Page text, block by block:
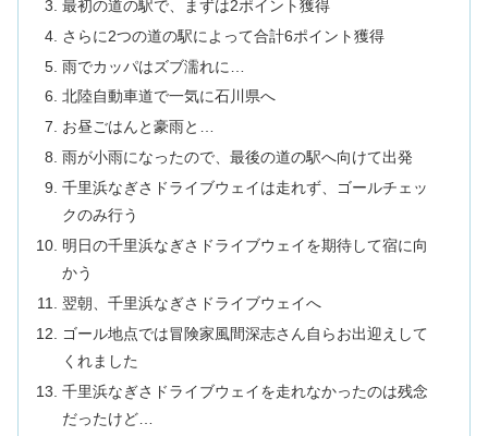
最初の道の駅で、まずは2ポイント獲得
さらに2つの道の駅によって合計6ポイント獲得
雨でカッパはズブ濡れに…
北陸自動車道で一気に石川県へ
お昼ごはんと豪雨と…
雨が小雨になったので、最後の道の駅へ向けて出発
千里浜なぎさドライブウェイは走れず、ゴールチェッ
クのみ行う
明日の千里浜なぎさドライブウェイを期待して宿に向
かう
翌朝、千里浜なぎさドライブウェイへ
ゴール地点では冒険家風間深志さん自らお出迎えして
くれました
千里浜なぎさドライブウェイを走れなかったのは残念
だったけど…